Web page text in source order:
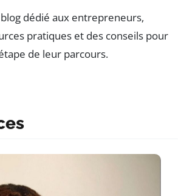
dédié aux entrepreneurs,
pratiques et des conseils pour
de leur parcours.